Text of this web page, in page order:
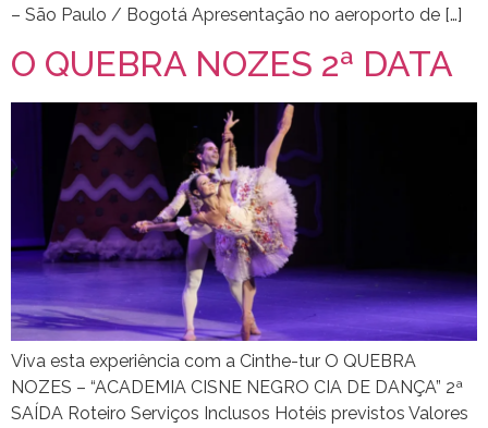
– São Paulo / Bogotá Apresentação no aeroporto de […]
O QUEBRA NOZES 2ª DATA
Viva esta experiência com a Cinthe-tur O QUEBRA
NOZES – “ACADEMIA CISNE NEGRO CIA DE DANÇA” 2ª
SAÍDA Roteiro Serviços Inclusos Hotéis previstos Valores